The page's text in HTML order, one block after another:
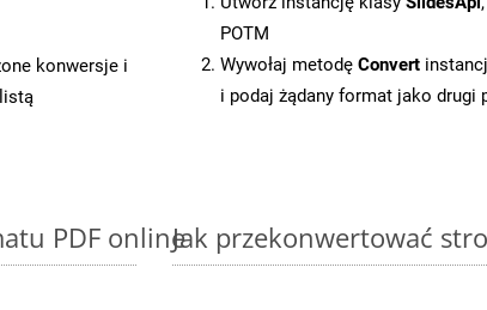
konwersje i
POTM
Wywołaj metodę Convert
i podaj żądany format jako drugi
PDF onlineJak przekonwertować